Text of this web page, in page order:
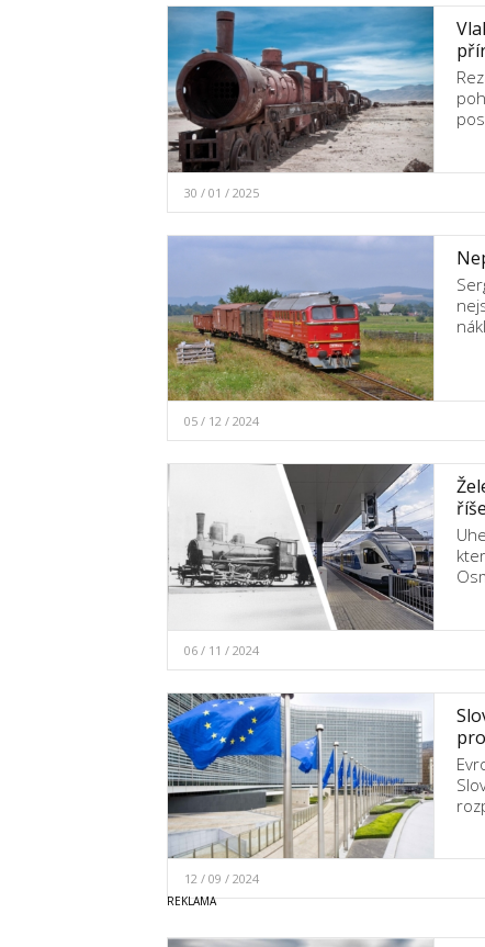
30 / 01 / 2025
05 / 12 / 2024
06 / 11 / 2024
12 / 09 / 2024